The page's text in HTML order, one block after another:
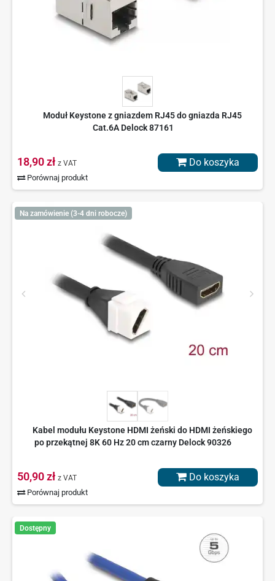
Moduł Keystone z gniazdem RJ45 do gniazda RJ45
Cat.6A Delock 87161
18,90 zł z VAT
Porównaj produkt
Do koszyka
Na zamówienie (3-4 dni robocze)
Kabel modułu Keystone HDMI żeński do HDMI żeńskiego
po przekątnej 8K 60 Hz 20 cm czarny Delock 90326
50,90 zł z VAT
Porównaj produkt
Do koszyka
Dostępny